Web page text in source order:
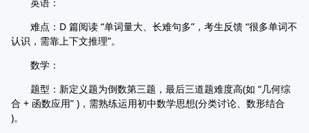
难点：D 篇阅读 “单词量大、长难句多”，考生反馈 “很多单词不
认识，需靠上下文推理”。
数学：
题型：新定义题为倒数第三题，最后三道题难度高(如 “几何综
合 + 函数应用” )，需熟练运用初中数学思想(分类讨论、数形结合
)。